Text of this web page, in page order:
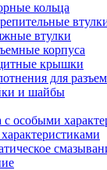
кольца
втулки
корпуса
крышки
для
и шайбы